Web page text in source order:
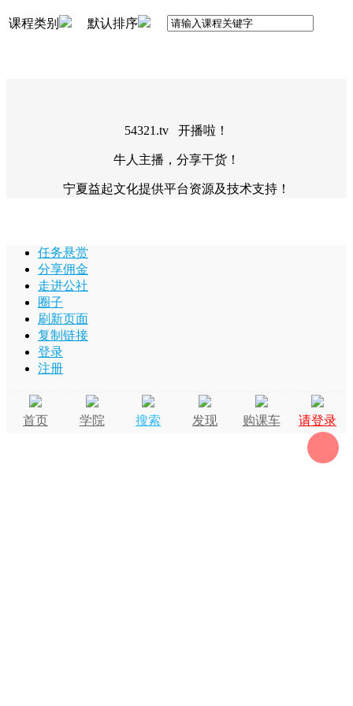
课程类别 默认排序
54321.tv 开播啦！
牛人主播，分享干货！
宁夏益起文化提供平台资源及技术支持！
任务悬赏
分享佣金
走进公社
圈子
刷新页面
复制链接
登录
注册
首页 学院 搜索 发现 购课车 请登录